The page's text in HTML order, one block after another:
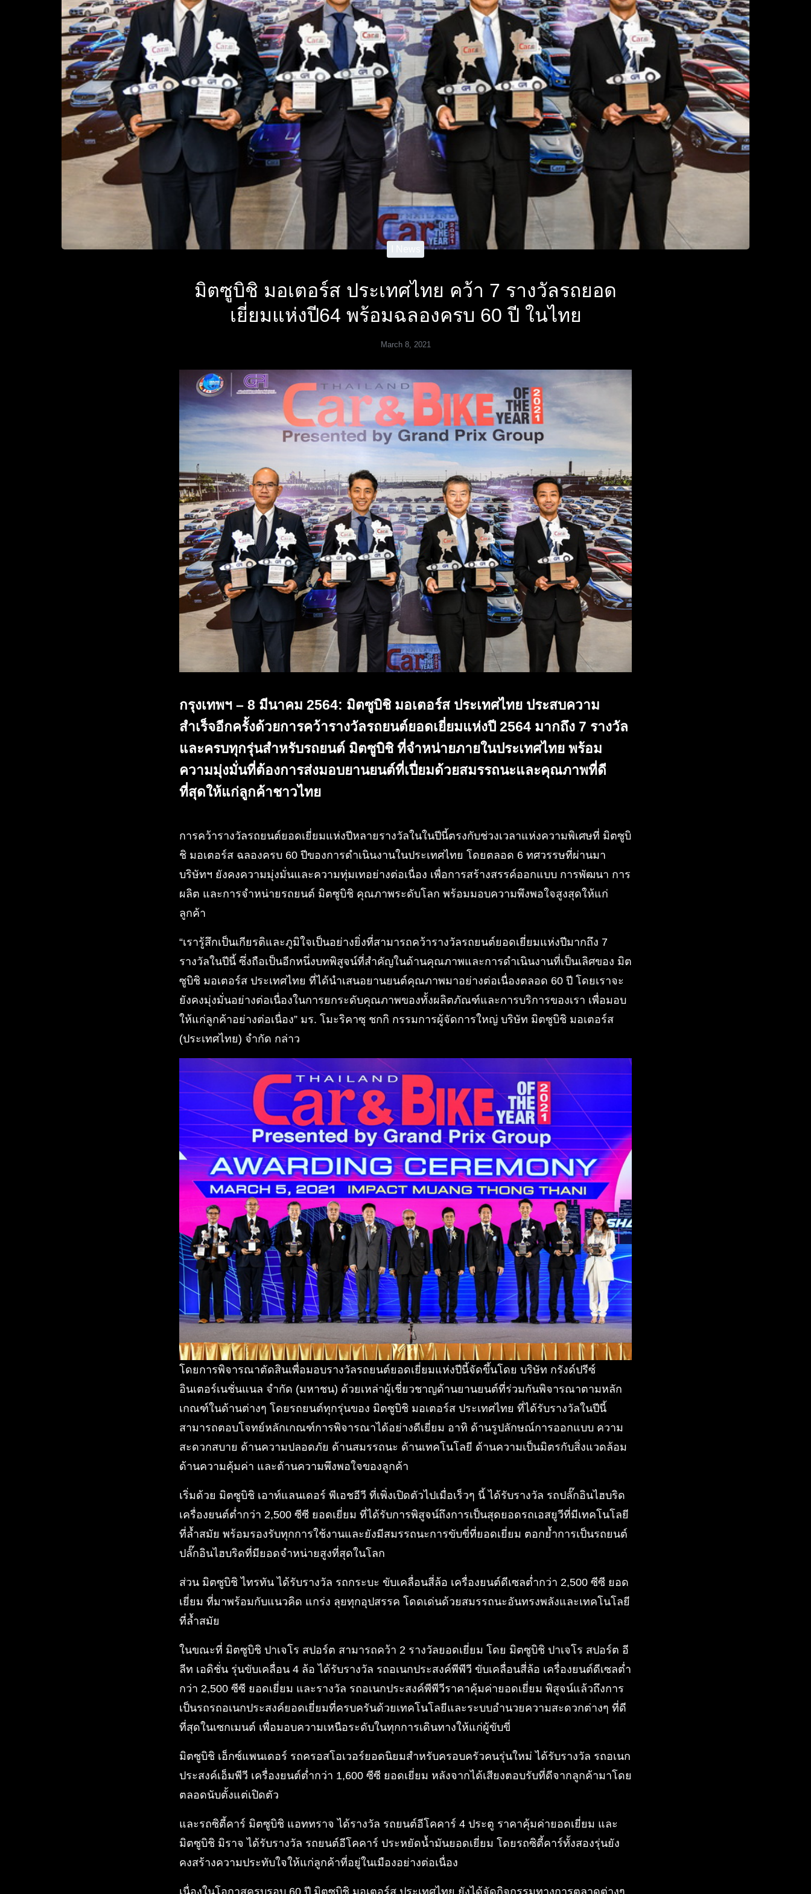
I News
มิตซูบิชิ มอเตอร์ส ประเทศไทย คว้า 7 รางวัลรถยอด
เยี่ยมแห่งปี64 พร้อมฉลองครบ 60 ปี ในไทย
March 8, 2021
กรุงเทพฯ – 8 มีนาคม 2564: มิตซูบิชิ มอเตอร์ส ประเทศไทย ประสบความ
สำเร็จอีกครั้งด้วยการคว้ารางวัลรถยนต์ยอดเยี่ยมแห่งปี 2564 มากถึง 7 รางวัล
และครบทุกรุ่นสำหรับรถยนต์ มิตซูบิชิ ที่จำหน่ายภายในประเทศไทย พร้อม
ความมุ่งมั่นที่ต้องการส่งมอบยานยนต์ที่เปี่ยมด้วยสมรรถนะและคุณภาพที่ดี
ที่สุดให้แก่ลูกค้าชาวไทย
การคว้ารางวัลรถยนต์ยอดเยี่ยมแห่งปีหลายรางวัลในในปีนี้ตรงกับช่วงเวลาแห่งความพิเศษที่ มิตซูบิ
ชิ มอเตอร์ส ฉลองครบ 60 ปีของการดำเนินงานในประเทศไทย โดยตลอด 6 ทศวรรษที่ผ่านมา
บริษัทฯ ยังคงความมุ่งมั่นและความทุ่มเทอย่างต่อเนื่อง เพื่อการสร้างสรรค์ออกแบบ การพัฒนา การ
ผลิต และการจำหน่ายรถยนต์ มิตซูบิชิ คุณภาพระดับโลก พร้อมมอบความพึงพอใจสูงสุดให้แก่
ลูกค้า
“เรารู้สึกเป็นเกียรติและภูมิใจเป็นอย่างยิ่งที่สามารถคว้ารางวัลรถยนต์ยอดเยี่ยมแห่งปีมากถึง 7
รางวัลในปีนี้ ซึ่งถือเป็นอีกหนึ่งบทพิสูจน์ที่สำคัญในด้านคุณภาพและการดำเนินงานที่เป็นเลิศของ มิต
ซูบิชิ มอเตอร์ส ประเทศไทย ที่ได้นำเสนอยานยนต์คุณภาพมาอย่างต่อเนื่องตลอด 60 ปี โดยเราจะ
ยังคงมุ่งมั่นอย่างต่อเนื่องในการยกระดับคุณภาพของทั้งผลิตภัณฑ์และการบริการของเรา เพื่อมอบ
ให้แก่ลูกค้าอย่างต่อเนื่อง” มร. โมะริคาซุ ชกกิ กรรมการผู้จัดการใหญ่ บริษัท มิตซูบิชิ มอเตอร์ส
(ประเทศไทย) จำกัด กล่าว
โดยการพิจารณาตัดสินเพื่อมอบรางวัลรถยนต์ยอดเยี่ยมแห่งปีนี้จัดขึ้นโดย บริษัท กรังด์ปรีซ์
อินเตอร์เนชั่นแนล จำกัด (มหาชน) ด้วยเหล่าผู้เชี่ยวชาญด้านยานยนต์ที่ร่วมกันพิจารณาตามหลัก
เกณฑ์ในด้านต่างๆ โดยรถยนต์ทุกรุ่นของ มิตซูบิชิ มอเตอร์ส ประเทศไทย ที่ได้รับรางวัลในปีนี้
สามารถตอบโจทย์หลักเกณฑ์การพิจารณาได้อย่างดีเยี่ยม อาทิ ด้านรูปลักษณ์การออกแบบ ความ
สะดวกสบาย ด้านความปลอดภัย ด้านสมรรถนะ ด้านเทคโนโลยี ด้านความเป็นมิตรกับสิ่งแวดล้อม
ด้านความคุ้มค่า และด้านความพึงพอใจของลูกค้า
เริ่มด้วย มิตซูบิชิ เอาท์แลนเดอร์ พีเอชอีวี ที่เพิ่งเปิดตัวไปเมื่อเร็วๆ นี้ ได้รับรางวัล รถปลั๊กอินไฮบริด
เครื่องยนต์ต่ำกว่า 2,500 ซีซี ยอดเยี่ยม ที่ได้รับการพิสูจน์ถึงการเป็นสุดยอดรถเอสยูวีที่มีเทคโนโลยี
ที่ล้ำสมัย พร้อมรองรับทุกการใช้งานและยังมีสมรรถนะการขับขี่ที่ยอดเยี่ยม ตอกย้ำการเป็นรถยนต์
ปลั๊กอินไฮบริดที่มียอดจำหน่ายสูงที่สุดในโลก
ส่วน มิตซูบิชิ ไทรทัน ได้รับรางวัล รถกระบะ ขับเคลื่อนสี่ล้อ เครื่องยนต์ดีเซลต่ำกว่า 2,500 ซีซี ยอด
เยี่ยม ที่มาพร้อมกับแนวคิด แกร่ง ลุยทุกอุปสรรค โดดเด่นด้วยสมรรถนะอันทรงพลังและเทคโนโลยี
ที่ล้ำสมัย
ในขณะที่ มิตซูบิชิ ปาเจโร สปอร์ต สามารถคว้า 2 รางวัลยอดเยี่ยม โดย มิตซูบิชิ ปาเจโร สปอร์ต อี
ลีท เอดิชั่น รุ่นขับเคลื่อน 4 ล้อ ได้รับรางวัล รถอเนกประสงค์พีพีวี ขับเคลื่อนสี่ล้อ เครื่องยนต์ดีเซลต่ำ
กว่า 2,500 ซีซี ยอดเยี่ยม และรางวัล รถอเนกประสงค์พีพีวีราคาคุ้มค่ายอดเยี่ยม พิสูจน์แล้วถึงการ
เป็นรถรถอเนกประสงค์ยอดเยี่ยมที่ครบครันด้วยเทคโนโลยีและระบบอำนวยความสะดวกต่างๆ ที่ดี
ที่สุดในเซกเมนต์ เพื่อมอบความเหนือระดับในทุกการเดินทางให้แก่ผู้ขับขี่
มิตซูบิชิ เอ็กซ์แพนเดอร์ รถครอสโอเวอร์ยอดนิยมสำหรับครอบครัวคนรุ่นใหม่ ได้รับรางวัล รถอเนก
ประสงค์เอ็มพีวี เครื่องยนต์ต่ำกว่า 1,600 ซีซี ยอดเยี่ยม หลังจากได้เสียงตอบรับที่ดีจากลูกค้ามาโดย
ตลอดนับตั้งแต่เปิดตัว
และรถซิตี้คาร์ มิตซูบิชิ แอททราจ ได้รางวัล รถยนต์อีโคคาร์ 4 ประตู ราคาคุ้มค่ายอดเยี่ยม และ
มิตซูบิชิ มิราจ ได้รับรางวัล รถยนต์อีโคคาร์ ประหยัดน้ำมันยอดเยี่ยม โดยรถซิตี้คาร์ทั้งสองรุ่นยัง
คงสร้างความประทับใจให้แก่ลูกค้าที่อยู่ในเมืองอย่างต่อเนื่อง
เนื่องในโอกาสครบรอบ 60 ปี มิตซูบิชิ มอเตอร์ส ประเทศไทย ยังได้จัดกิจกรรมทางการตลาดต่างๆ